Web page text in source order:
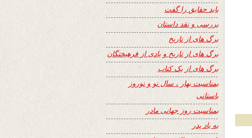
باید حقایق را گفت
بررسی و نقد داستان
برگ های از تاریخ
برگ های از تاریخ و یادی از فرهیختگان
برگ های از یک کتاب
بمناسبت بهار ، سال نو و نوروز
باستانی
بمناسبت روز جهانی مادر
به یاد پدر